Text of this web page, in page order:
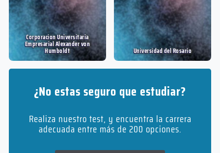
Corporacion Universitaria
Empresarial Alexander von
Humboldt Universidad del Rosario
¿No estas seguro que estudiar?
Realiza nuestro test, y encuentra la carrera
adecuada entre más de 200 opciones.